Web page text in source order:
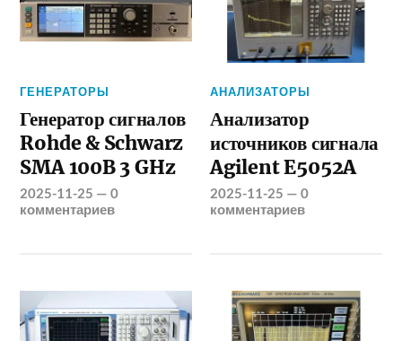
ГЕНЕРАТОРЫ
Генератор сигналов
Rohde & Schwarz
SMA 100B 3 GHz
2025-11-25 —0
комментариев
АНАЛИЗАТОРЫ
Анализатор
источников сигнала
Agilent E5052A
2025-11-25 —0
комментариев